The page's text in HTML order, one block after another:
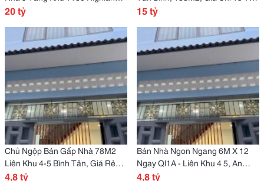
Coffee Quang Trung, Gò Vấp,
Khủng. Lh:
20 tỷ
Vị Trí Kinh Doanh Đắc Địa, Sở
15 tỷ
Chủ Ngộp Bán Gấp Nhà 78M2
Liên Khu 4-5 Bình Tân, Giá Rẻ
Nhất Khu Vực Chỉ 4,8 Tỷ, Sổ
4,8 tỷ
Bán Nhà Ngon Ngang 6M X 12
Ngay Ql1A - Liên Khu 4 5, An
Lạc, Bình Tân Chỉ 4,8 Tỷ
4,8 tỷ